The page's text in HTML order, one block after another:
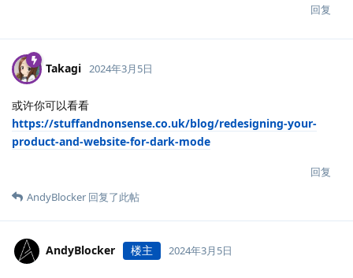
回复
Takagi 2024年3月5日
或许你可以看看
https://stuffandnonsense.co.uk/blog/redesigning-your-
product-and-website-for-dark-mode
回复
AndyBlocker 回复了此帖
AndyBlocker 楼主 2024年3月5日